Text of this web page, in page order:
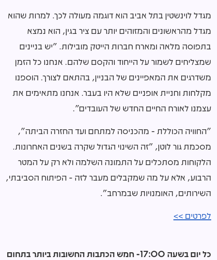
מגדל לוינשטין בתל אביב הוא דוגמה מעולה לכך. למרות שהוא
מגדל מהראשונים והמזוהים יותר עם ציר בגין, הוא נמצא
בתפוסה מלאה ומארח חברות הייטק מובילות. "יש בניינים
שמצליחים לשמור על הייחוד והקסם שלהם. אנחנו כל הזמן
משדרגים את המאפיינים של הבניין, בהתאם לצורך. הוספנו
מקלחות וחניית אופניים שלא היו בעבר. אנחנו מתאימים את
עצמנו לאורח החיים החדש של העובדים".
"החוויה הכוללת - מהכניסה למתחם ועד החזרה הביתה",
מסכמת גור לוטן, "זה השינוי הגדול שקרה בשנים האחרונות.
הלקוחות מסתכלים על התמונה השלמה ולא רק על המטר
הרבוע, אלא על מה שמקבלים מעבר לזה - הפיתוח הסביבתי,
השירותים, האומנויות שבמרחב".
לפרטים >>
כל יום בשעה 17:00- חמש הכתבות החשובות ביותר בתחום